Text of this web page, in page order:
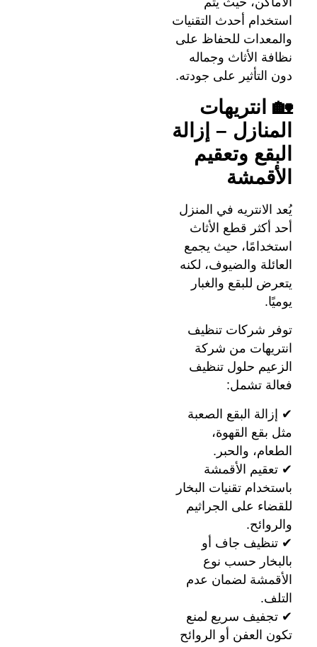
استخدام أحدث التقنيات
والمعدات للحفاظ على
نظافة الأثاث وجماله
دون التأثير على جودته.
🏡 انتريهات
المنازل – إزالة
البقع وتعقيم
الأقمشة
يُعد الانتريه في المنزل
أحد أكثر قطع الأثاث
استخدامًا، حيث يجمع
العائلة والضيوف، لكنه
يتعرض للبقع والغبار
يوميًا.
توفر شركات تنظيف
انتريهات من شركة
الزعيم حلول تنظيف
فعالة تشمل:
✔ إزالة البقع الصعبة
مثل بقع القهوة،
الطعام، والحبر.
✔ تعقيم الأقمشة
باستخدام تقنيات البخار
للقضاء على الجراثيم
والروائح.
✔ تنظيف جاف أو
بالبخار حسب نوع
الأقمشة لضمان عدم
التلف.
✔ تجفيف سريع لمنع
تكون العفن أو الروائح